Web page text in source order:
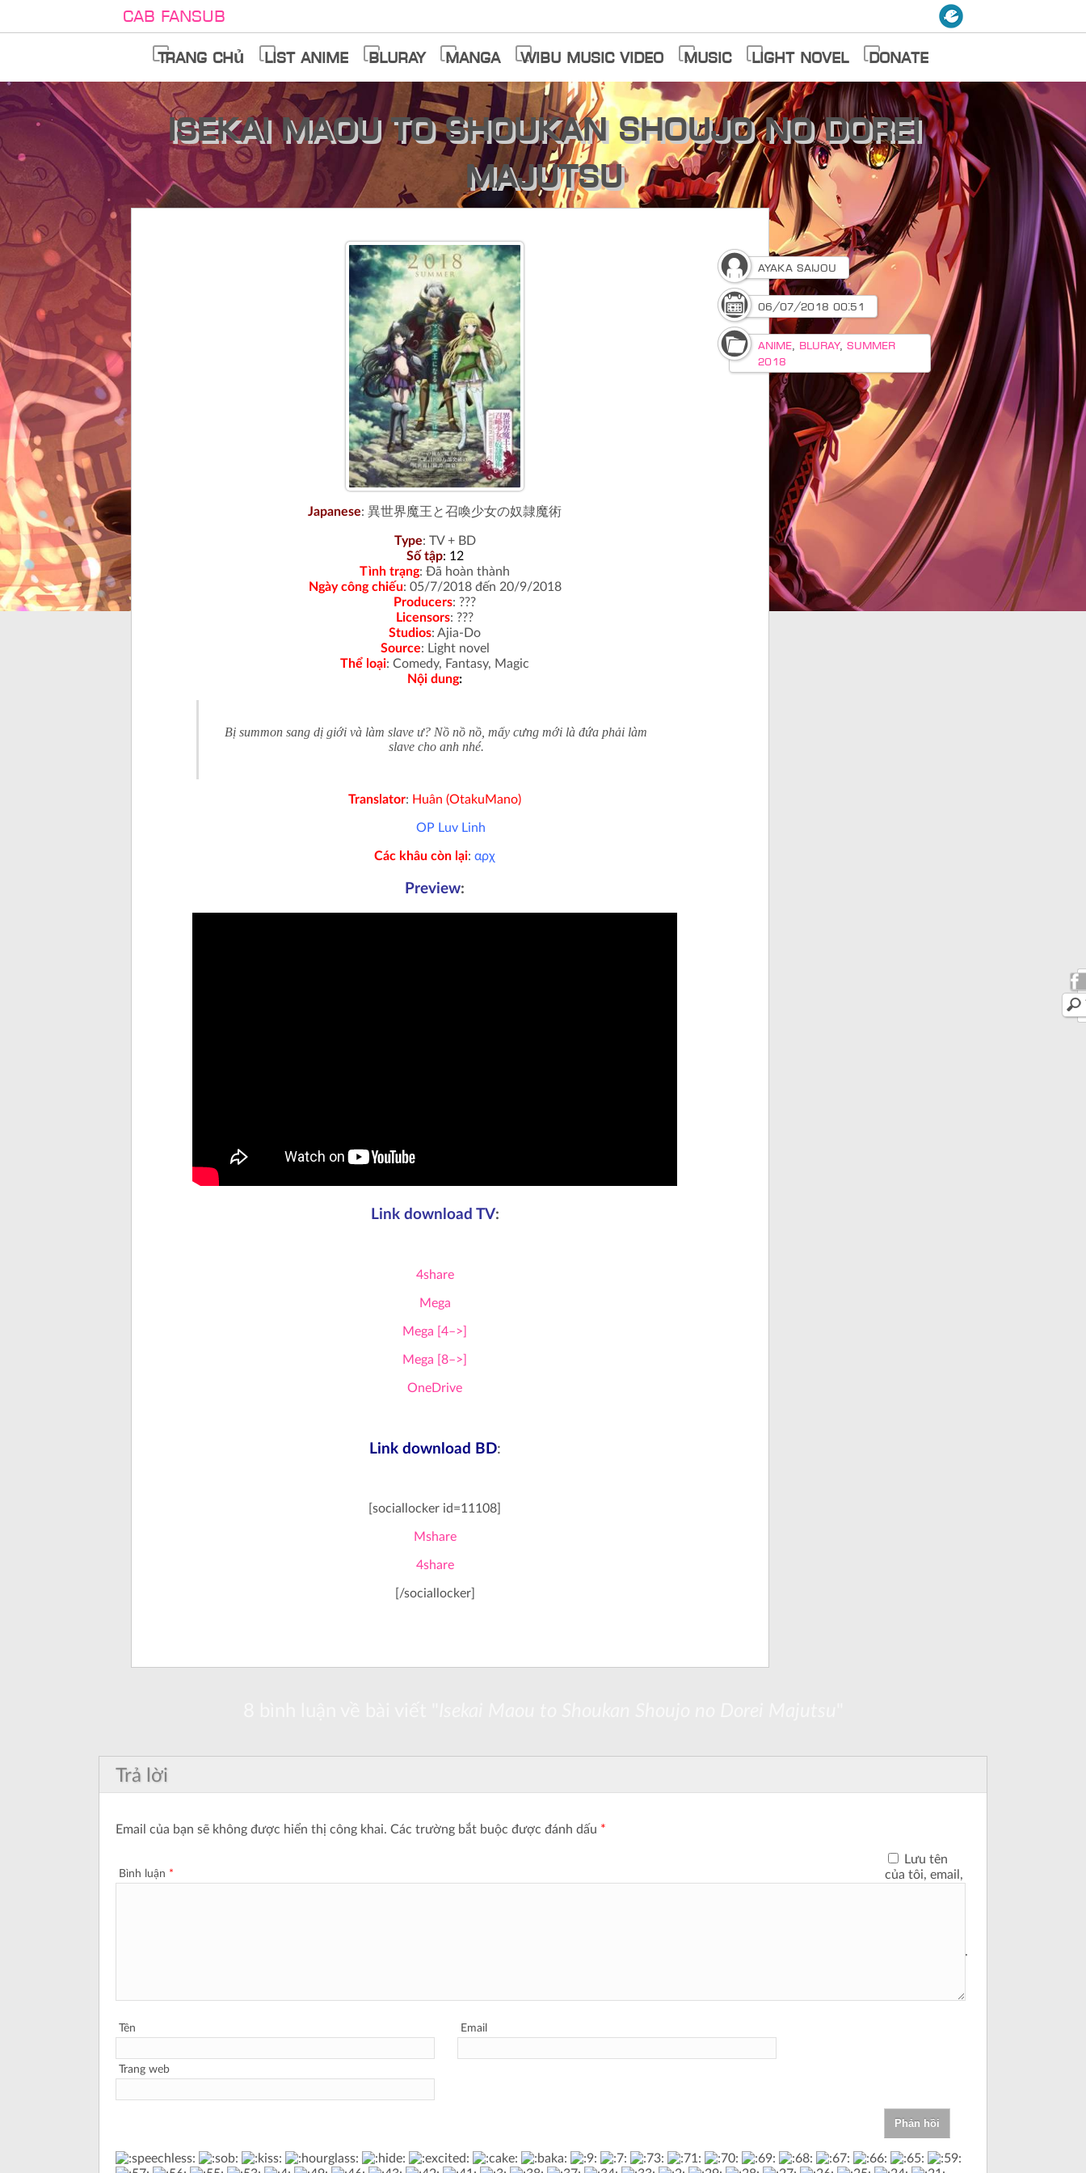
Cab Fansub
Trang chủ List anime Bluray Manga Wibu Music Video Music Light Novel Donate
Isekai Maou to Shoukan Shoujo no Dorei
Majutsu
Japanese: 異世界魔王と召喚少女の奴隷魔術
Type: TV + BD
Số tập: 12
Tình trạng: Đã hoàn thành
Ngày công chiếu: 05/7/2018 đến 20/9/2018
Producers: ???
Licensors: ???
Studios: Ajia-Do
Source: Light novel
Thể loại: Comedy, Fantasy, Magic
Nội dung:
Bị summon sang dị giới và làm slave ư? Nồ nồ nồ, mấy cưng mới là đứa phải làm
slave cho anh nhé.
Translator: Huân (OtakuMano)
OP Luv Linh
Các khâu còn lại: αρχ
Preview:
Link download TV:
4share
Mega
Mega [4–>]
Mega [8–>]
OneDrive
Link download BD:
[sociallocker id=11108]
Mshare
4share
[/sociallocker]
Ayaka Saijou
06/07/2018 00:51
Anime, Bluray, Summer
2018
Trả lời
Email của bạn sẽ không được hiển thị công khai. Các trường bắt buộc được đánh dấu *
Bình luận *
Tên Email
Trang web
Lưu tên
của tôi, email,
kế tiếp của tôi.